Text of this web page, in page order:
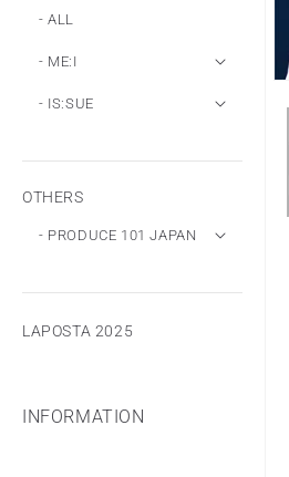
- ALL
- ME:I
- IS:SUE
OTHERS
- PRODUCE 101 JAPAN
LAPOSTA 2025
INFORMATION
ー